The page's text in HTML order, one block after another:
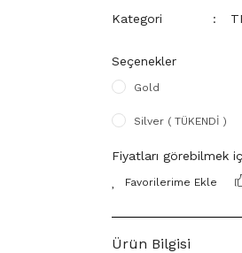
Kategori
Seçenekler
Gold
Silver ( TÜKENDİ )
Fiyatları görebilmek
Ürün Bilgisi